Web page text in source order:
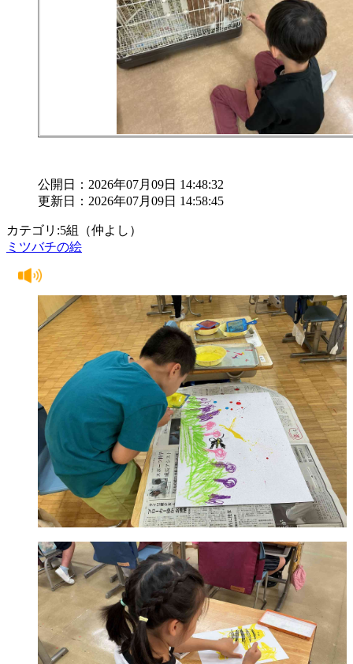
公開日：2026年07月09日 14:48:32
更新日：2026年07月09日 14:58:45
カテゴリ:5組（仲よし）
ミツバチの絵